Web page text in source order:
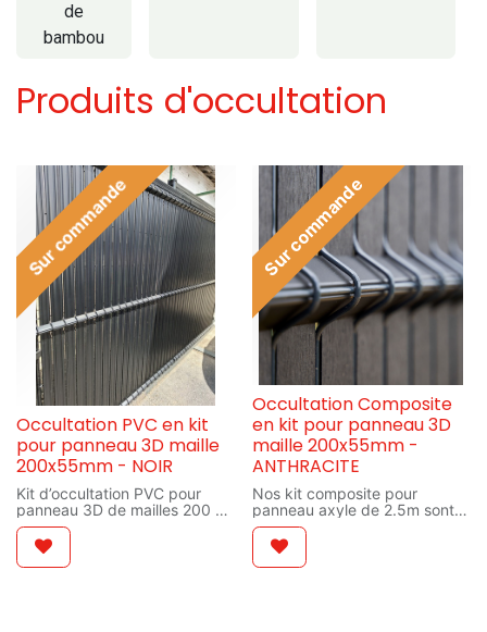
de
bambou
Produits d'occultation
Sur commande
Occultation PVC en kit
pour panneau 3D maille
200x55mm - NOIR
Kit d’occultation PVC pour
panneau 3D de mailles 200 x
55mm.
Le kit est complet fournit avec
l’ensemble des profils
Sur commande
Occultation Composite
en kit pour panneau 3D
maille 200x55mm -
ANTHRACITE
Nos kit composite pour
panneau axyle de 2.5m sont
d’une qualité sans égal grâce
à ses finitions en aluminium et
vous garantissent une clôture